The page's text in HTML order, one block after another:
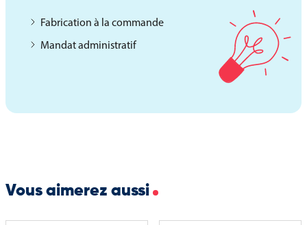
Deux roulettes équipées de freins
Dimensions version polyvalente : 52 x 52 cm
Ce chariot est livré vide, sans chaises, et constitue une solution
Fabrication à la commande
Mandat administratif
Vous aimerez aussi